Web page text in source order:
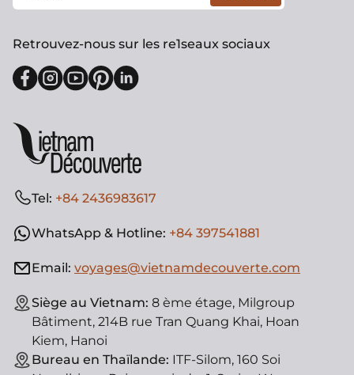
Tel: +84 2436983617
WhatsApp & Hotline: +84 397541881
Email: voyages@vietnamdecouverte.com
Siège au Vietnam: 8 ème étage, Milgroup
Bâtiment, 214B rue Tran Quang Khai, Hoan
Kiem, Hanoi
Bureau en Thaïlande: ITF-Silom, 160 Soi
Retrouvez-nous sur les re1seaux sociaux